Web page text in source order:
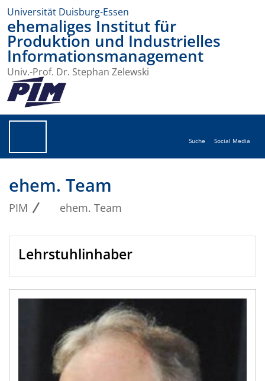
Universität Duisburg-Essen
ehemaliges Institut für
Produktion und Industrielles
Informationsmanagement
Univ.-Prof. Dr. Stephan Zelewski
Suche Social Media
ehem. Team
PIM ehem. Team
Lehrstuhlinhaber